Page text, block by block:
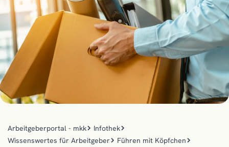
Arbeitgeberportal - mkk
Infothek
Wissenswertes für Arbeitgeber
Führen mit Köpfchen